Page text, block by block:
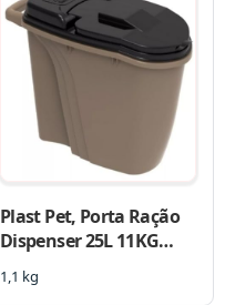
Plast Pet, Porta Ração
Dispenser 25L 11KG
Gold Edition Cor:Preto
1,1 kg